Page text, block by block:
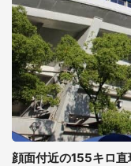
顔面付近の155キロ